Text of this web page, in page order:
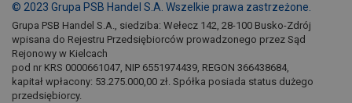
© 2023 Grupa PSB Handel S.A. Wszelkie prawa zastrzeżone.
Grupa PSB Handel S.A., siedziba: Wełecz 142, 28-100 Busko-Zdrój
wpisana do Rejestru Przedsiębiorców prowadzonego przez Sąd
Rejonowy w Kielcach
pod nr KRS 0000661047, NIP 6551974439, REGON 366438684,
kapitał wpłacony: 53.275.000,00 zł. Spółka posiada status dużego
przedsiębiorcy.